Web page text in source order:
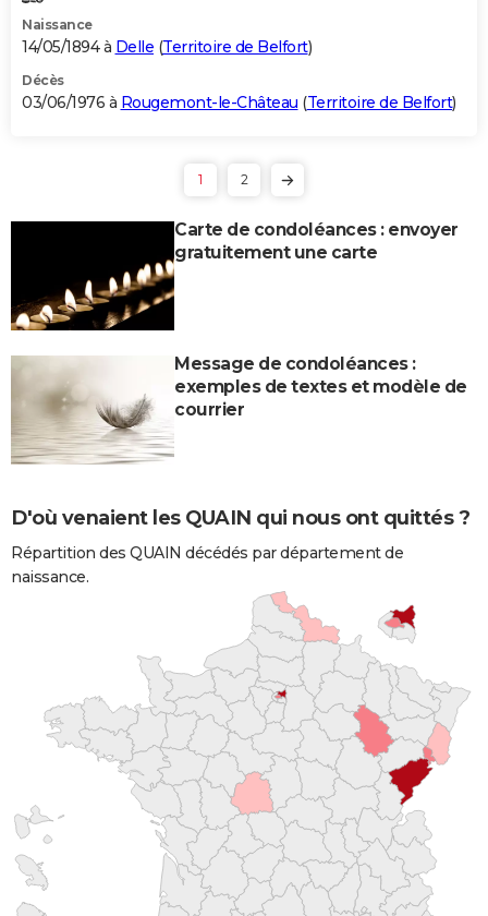
Naissance
14/05/1894 à Delle (Territoire de Belfort)
Décès
03/06/1976 à Rougemont-le-Château (Territoire de Belfort)
1 2
Carte de condoléances : envoyer
gratuitement une carte
Message de condoléances :
exemples de textes et modèle de
courrier
D'où venaient les QUAIN qui nous ont quittés ?
Répartition des QUAIN décédés par département de
naissance.